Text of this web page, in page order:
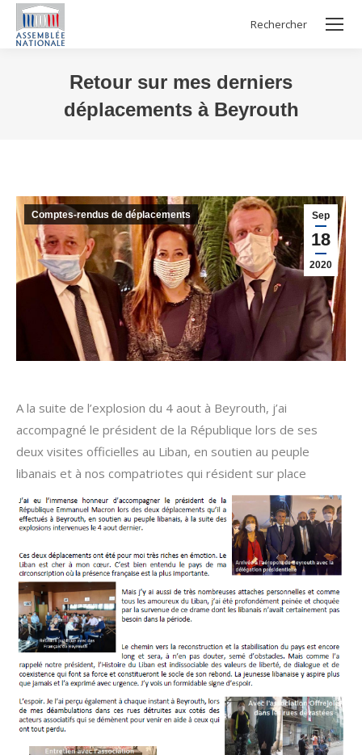
Search:
Rechercher
Retour sur mes derniers
déplacements à Beyrouth
Sep
18
2020
Comptes-rendus de déplacements
A la suite de l’explosion du 4 aout à Beyrouth, j’ai
accompagné le président de la République lors de ses
deux visites officielles au Liban, en soutien au peuple
libanais et à nos compatriotes qui résident sur place